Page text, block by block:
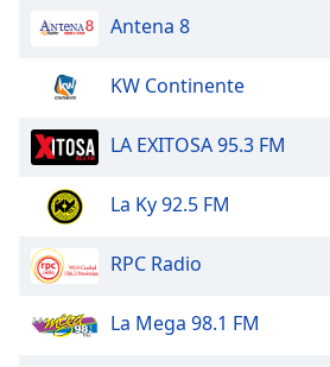
Done
Modal
Dialog
dialog
window.
Antena 8
KW Continente
LA EXITOSA 95.3 FM
La Ky 92.5 FM
RPC Radio
La Mega 98.1 FM